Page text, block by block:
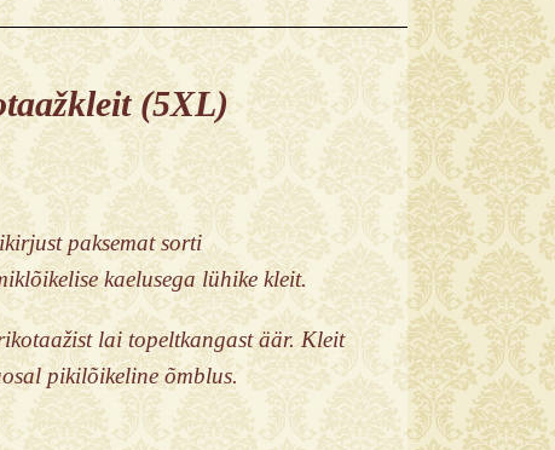
(5XL)
paksemat sorti
kaelusega lühike kleit.
lai topeltkangast äär. Kleit
pikilõikeline õmblus.